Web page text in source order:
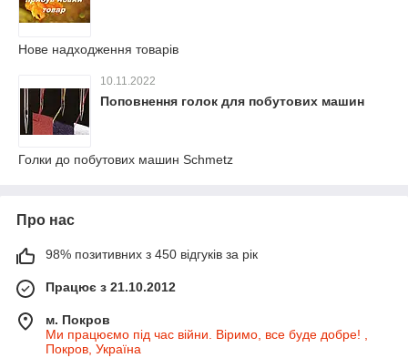
Нове надходження товарів
10.11.2022
Поповнення голок для побутових машин
Голки до побутових машин Schmetz
Про нас
98% позитивних з 450 відгуків за рік
Працює з 21.10.2012
м. Покров
Ми працюємо під час війни. Віримо, все буде добре! ,
Покров, Україна